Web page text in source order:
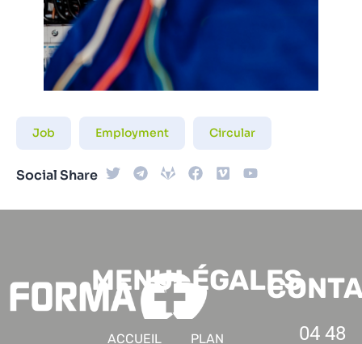
Job Employment Circular
Social Share
MENU
ACCUEIL
LÉGALES
PLAN 04 48